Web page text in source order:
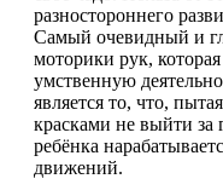
разностороннего
Самый очевидный и
моторики рук,
умственную
является то, что,
красками не выйти за
ребёнка
движений.